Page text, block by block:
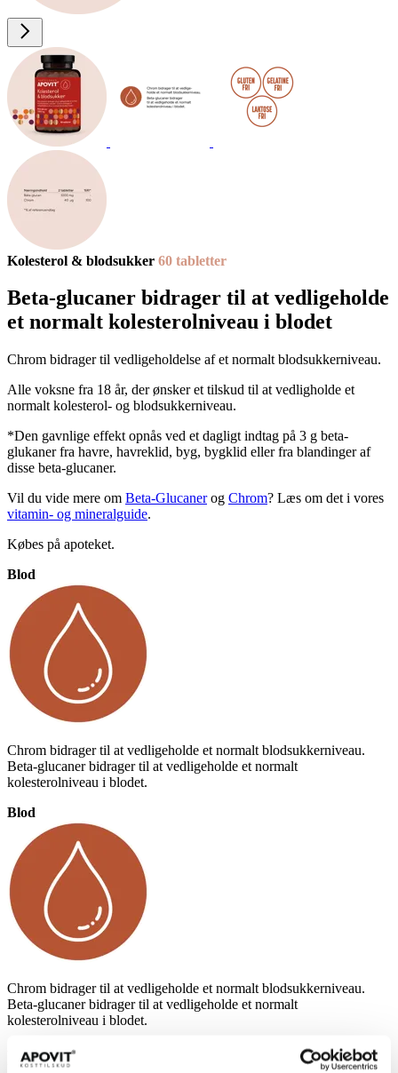
Koleste­rol & blod­suk­ker 60 tab­let­ter
Beta-gluca­ner bidra­ger til at ved­li­ge­holde
et nor­malt koleste­rol­ni­veau i blo­det
Chrom bidrager til vedligeholdelse af et normalt blodsukkerniveau.
Alle voksne fra 18 år, der ønsker et tilskud til at vedligholde et
normalt kolesterol- og blodsukkerniveau.
*Den gavnlige effekt opnås ved et dagligt indtag på 3 g beta-
glukaner fra havre, havreklid, byg, bygklid eller fra blandinger af
disse beta-glucaner.
Vil du vide mere om Beta-Glucanerog Chrom? Læs om det i vores
vitamin- og mineralguide.
Købes på apoteket.
Blod
Chrom bidrager til at vedligeholde et normalt blodsukkerniveau.
Beta-glucaner bidrager til at vedligeholde et normalt
kolesterolniveau i blodet.
Blod
Chrom bidrager til at vedligeholde et normalt blodsukkerniveau.
Beta-glucaner bidrager til at vedligeholde et normalt
kolesterolniveau i blodet.
Dose­ring